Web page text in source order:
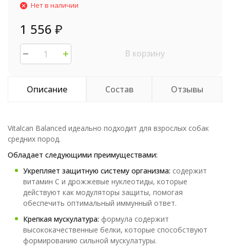
Нет в наличии
1 556 ₽
В корзину
Описание Состав Отзывы
Vitalcan Balanced идеально подходит для взрослых собак
средних пород.
Обладает следующими преимуществами:
Укрепляет защитную систему организма: содержит
витамин С и дрожжевые нуклеотиды, которые
действуют как модуляторы защиты, помогая
обеспечить оптимальный иммунный ответ.
Крепкая мускулатура: формула содержит
высококачественные белки, которые способствуют
формированию сильной мускулатуры.